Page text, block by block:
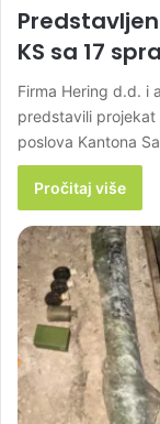
KS sa 17
Firma Hering d.d. i
predstavili
poslova Kantona
Pročitaj više